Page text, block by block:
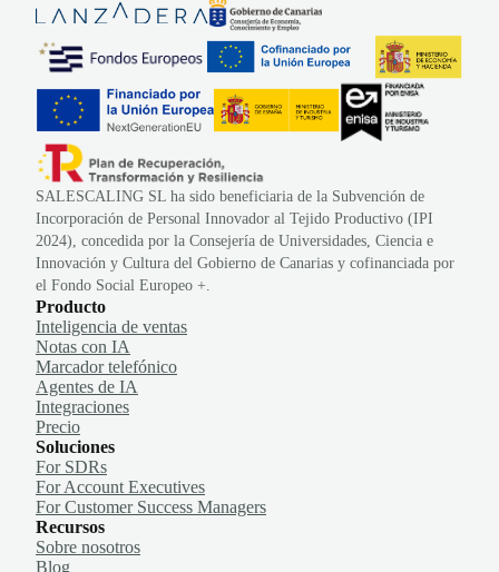
SALESCALING SL ha sido beneficiaria de la Subvención de
Incorporación de Personal Innovador al Tejido Productivo (IPI
2024), concedida por la Consejería de Universidades, Ciencia e
Innovación y Cultura del Gobierno de Canarias y cofinanciada por
el Fondo Social Europeo +.
Producto
Inteligencia de ventas
Notas con IA
Marcador telefónico
Agentes de IA
Integraciones
Precio
Soluciones
For SDRs
For Account Executives
For Customer Success Managers
Recursos
Sobre nosotros
Blog